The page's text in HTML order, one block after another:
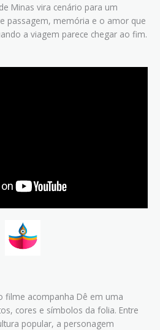
Minas vira cenário para um
passagem, memória e o amor que
a viagem parece chegar ao fim.
filme acompanha Dê em uma
cores e símbolos da folia. Entre
popular, a personagem